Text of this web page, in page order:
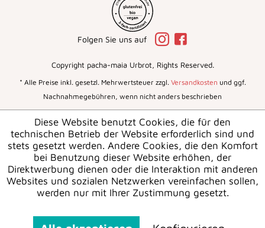
* Alle Preise inkl. gesetzl. Mehrwertsteuer zzgl. Versandkosten und ggf.
Nachnahmegebühren, wenn nicht anders beschrieben
Copyright pacha-maia Urbrot, Rights Reserved.
Folgen Sie uns auf
Diese Website benutzt Cookies, die für den
technischen Betrieb der Website erforderlich sind und
stets gesetzt werden. Andere Cookies, die den Komfort
bei Benutzung dieser Website erhöhen, der
Direktwerbung dienen oder die Interaktion mit anderen
Websites und sozialen Netzwerken vereinfachen sollen,
werden nur mit Ihrer Zustimmung gesetzt.